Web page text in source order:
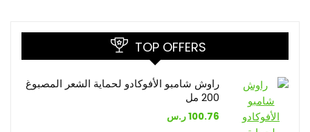
TOP OFFERS
راوش شامبو الأفوكادو لحماية الشعر المصبوغ
200 مل
100.76ر.س